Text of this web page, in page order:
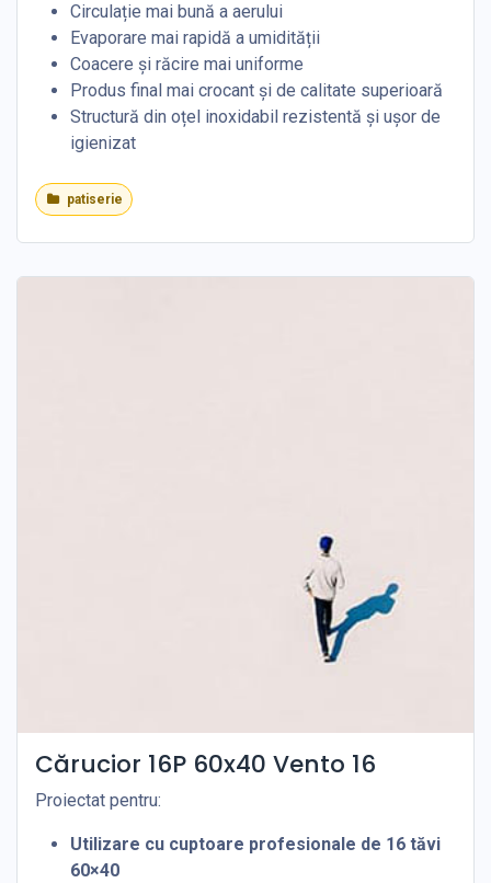
Circulație mai bună a aerului
Evaporare mai rapidă a umidității
Coacere și răcire mai uniforme
Produs final mai crocant și de calitate superioară
Structură din oțel inoxidabil rezistentă și ușor de
igienizat
patiserie
Cărucior 16P 60x40 Vento 16
Proiectat pentru:
Utilizare cu cuptoare profesionale de 16 tăvi
60×40